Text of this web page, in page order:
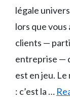
légale
lors que
clients —
entreprise —
est en jeu. Le
: c’est la …